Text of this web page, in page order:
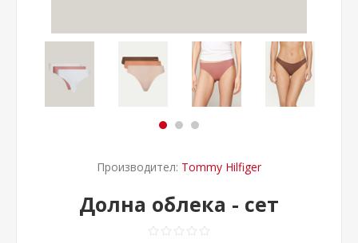
Производител: Tommy Hilfiger
Долна облека - сет